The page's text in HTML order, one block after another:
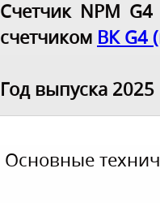
Счетчик NPM
счетчиком ВК G4
Год выпуска 2025
Основные